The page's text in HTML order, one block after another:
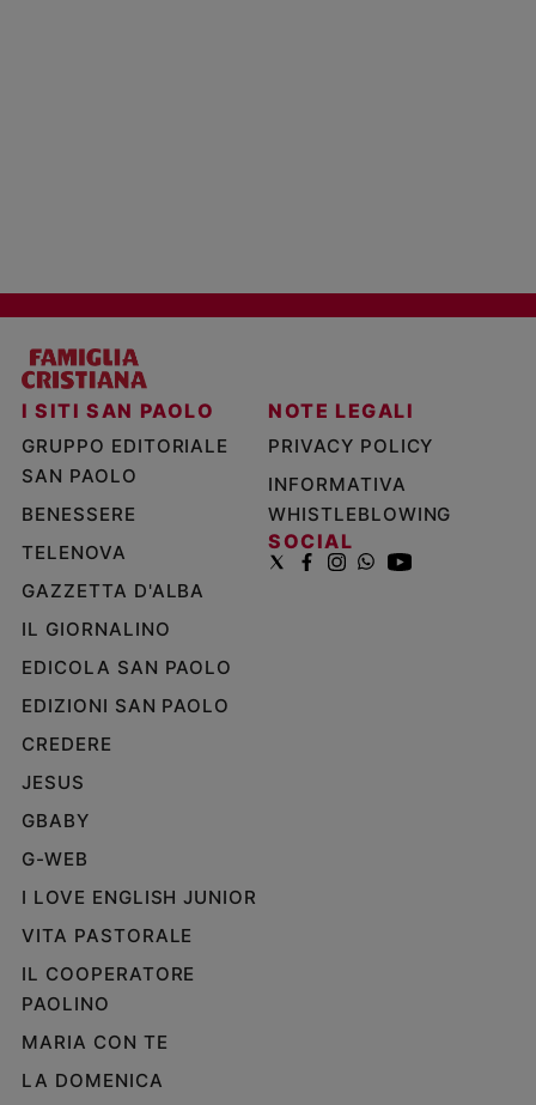
I SITI SAN PAOLO
GRUPPO EDITORIALE
SAN PAOLO
BENESSERE
TELENOVA
GAZZETTA D'ALBA
IL GIORNALINO
EDICOLA SAN PAOLO
EDIZIONI SAN PAOLO
CREDERE
JESUS
GBABY
G-WEB
I LOVE ENGLISH JUNIOR
VITA PASTORALE
IL COOPERATORE
PAOLINO
MARIA CON TE
LA DOMENICA
NOTE LEGALI
PRIVACY POLICY
INFORMATIVA
WHISTLEBLOWING
SOCIAL